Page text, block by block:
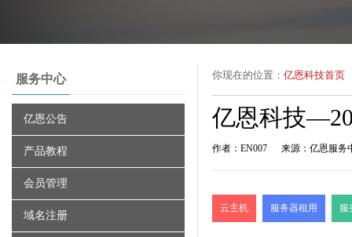
服务中心
亿恩公告
产品教程
会员管理
域名注册
你现在的位置： 亿恩科技首页
亿恩科技
作者：EN007 来源：亿恩服务
云主机 服务器租用 服